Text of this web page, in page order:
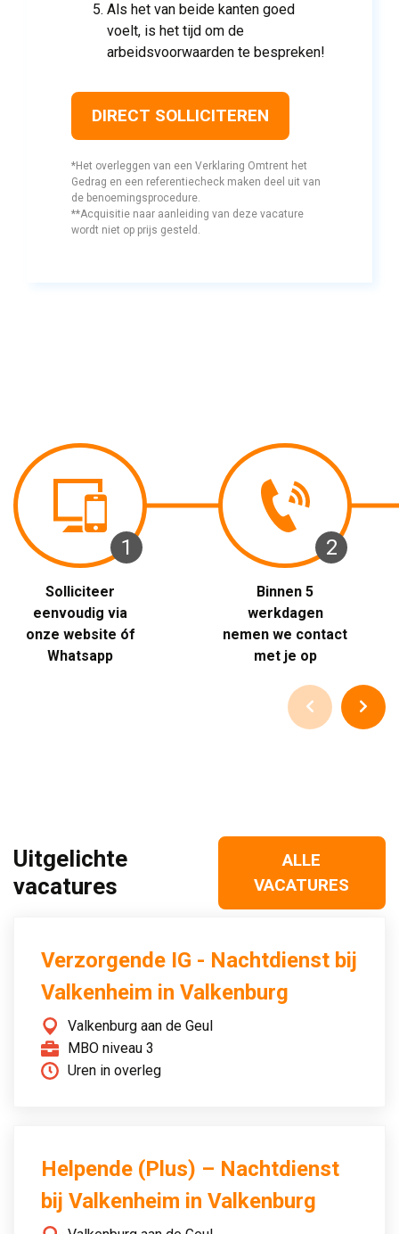
Als het van beide kanten goed
voelt, is het tijd om de
arbeidsvoorwaarden te bespreken!
DIRECT SOLLICITEREN
*Het overleggen van een Verklaring Omtrent het
Gedrag en een referentiecheck maken deel uit van
de benoemingsprocedure.
**Acquisitie naar aanleiding van deze vacature
wordt niet op prijs gesteld.
1
Solliciteer
eenvoudig via
onze website óf
Whatsapp
2
Binnen 5
werkdagen
nemen we contact
met je op
Uitgelichte
vacatures
ALLE
VACATURES
Verzorgende IG - Nachtdienst bij
Valkenheim in Valkenburg
Valkenburg aan de Geul
MBO niveau 3
Uren in overleg
Helpende (Plus) – Nachtdienst
bij Valkenheim in Valkenburg